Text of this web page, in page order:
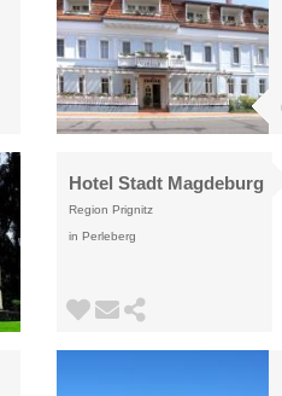
Hotel Stadt Magdeburg
Region Prignitz
in Perleberg